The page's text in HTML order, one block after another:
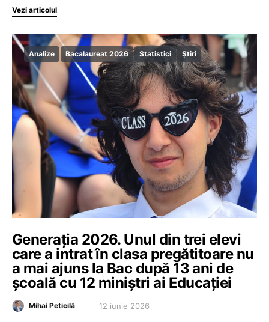
Vezi articolul
Analize Bacalaureat 2026 Statistici Știri
Generația 2026. Unul din trei elevi
care a intrat în clasa pregătitoare nu
a mai ajuns la Bac după 13 ani de
școală cu 12 miniștri ai Educației
Mihai Peticilă 12 iunie 2026